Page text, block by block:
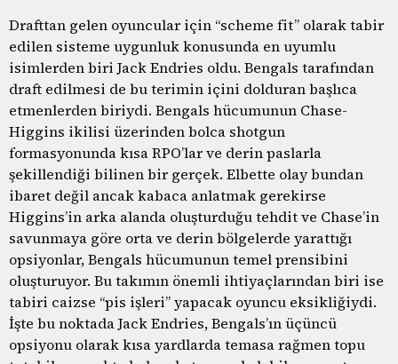
Drafttan gelen oyuncular için “scheme fit” olarak tabir
edilen sisteme uygunluk konusunda en uyumlu
isimlerden biri Jack Endries oldu. Bengals tarafından
draft edilmesi de bu terimin içini dolduran başlıca
etmenlerden biriydi. Bengals hücumunun Chase-
Higgins ikilisi üzerinden bolca shotgun
formasyonunda kısa RPO’lar ve derin paslarla
şekillendiği bilinen bir gerçek. Elbette olay bundan
ibaret değil ancak kabaca anlatmak gerekirse
Higgins’in arka alanda oluşturduğu tehdit ve Chase’in
savunmaya göre orta ve derin bölgelerde yarattığı
opsiyonlar, Bengals hücumunun temel prensibini
oluşturuyor. Bu takımın önemli ihtiyaçlarından biri ise
tabiri caizse “pis işleri” yapacak oyuncu eksikliğiydi.
İşte bu noktada Jack Endries, Bengals’ın üçüncü
opsiyonu olarak kısa yardlarda temasa rağmen topu